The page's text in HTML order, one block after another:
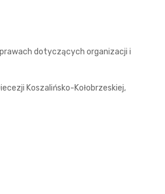
dotyczących organizacji i
Koszalińsko-Kołobrzeskiej,